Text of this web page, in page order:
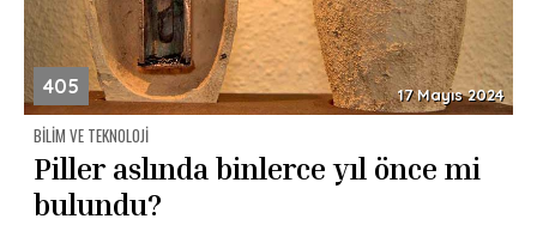
405 17 Mayıs 2024
BILIM VE TEKNOLOJI
Piller aslında binlerce yıl önce mi
bulundu?